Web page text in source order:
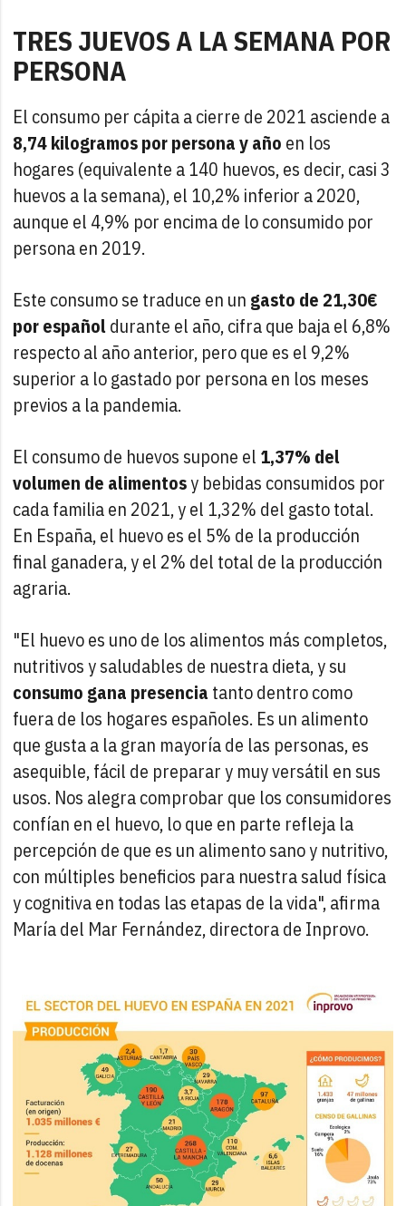
TRES JUEVOS A LA SEMANA POR
PERSONA
El consumo per cápita a cierre de 2021 asciende a
8,74 kilogramos por persona y año en los
hogares (equivalente a 140 huevos, es decir, casi 3
huevos a la semana), el 10,2% inferior a 2020,
aunque el 4,9% por encima de lo consumido por
persona en 2019.
Este consumo se traduce en un gasto de 21,30€
por españoldurante el año, cifra que baja el 6,8%
respecto al año anterior, pero que es el 9,2%
superior a lo gastado por persona en los meses
previos a la pandemia.
El consumo de huevos supone el 1,37% del
volumen de alimentosy bebidas consumidos por
cada familia en 2021, y el 1,32% del gasto total.
En España, el huevo es el 5% de la producción
final ganadera, y el 2% del total de la producción
agraria.
"El huevo es uno de los alimentos más completos,
nutritivos y saludables de nuestra dieta, y su
consumo gana presencia tanto dentro como
fuera de los hogares españoles. Es un alimento
que gusta a la gran mayoría de las personas, es
asequible, fácil de preparar y muy versátil en sus
usos. Nos alegra comprobar que los consumidores
confían en el huevo, lo que en parte refleja la
percepción de que es un alimento sano y nutritivo,
con múltiples beneficios para nuestra salud física
y cognitiva en todas las etapas de la vida", afirma
María del Mar Fernández, directora de Inprovo.